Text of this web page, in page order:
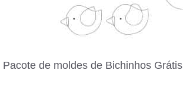
Pacote de moldes de Bichinhos Grátis